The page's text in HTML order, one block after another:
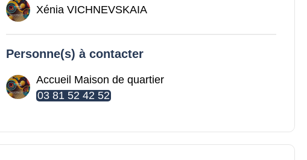
Xénia VICHNEVSKAIA
Personne(s) à contacter
Accueil Maison de quartier
03 81 52 42 52